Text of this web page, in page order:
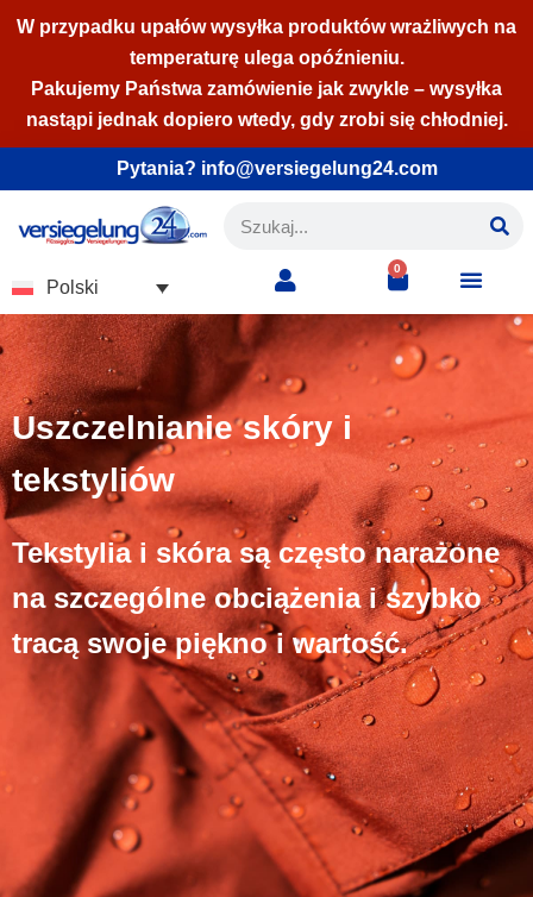
do
treści
W przypadku upałów wysyłka produktów wrażliwych na
temperaturę ulega opóźnieniu.
Pakujemy Państwa zamówienie jak zwykle – wysyłka
nastąpi jednak dopiero wtedy, gdy zrobi się chłodniej.
Pytania? info@versiegelung24.com
Polski
0
Uszczelnianie skóry i
tekstyliów
Tekstylia i skóra są często narażone
na szczególne obciążenia i szybko
tracą swoje piękno i wartość.